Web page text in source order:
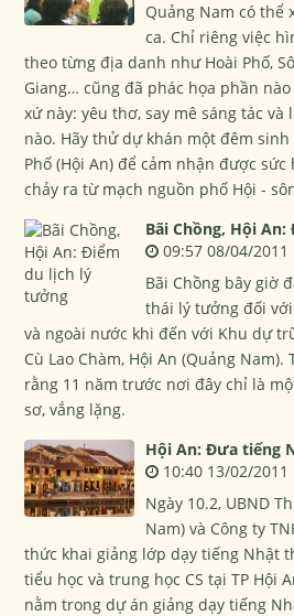
Quảng Nam có thể
ca. Chỉ riêng việc
theo từng địa danh như Hoài Phố,
Giang… cũng đã phác họa phần nào
xứ này: yêu thơ, say mê sáng tác
nào. Hãy thử dự khán một đêm sinh
Phố (Hội An) để cảm nhận được
chảy ra từ mạch nguồn phố Hội -
Bãi Chồng, Hội
09:57 08/04/2011
Bãi Chồng bây giờ
thái lý tưởng đối
và ngoài nước khi đến với Khu dự
Cù Lao Chàm, Hội An (Quảng
rằng 11 năm trước nơi đây chỉ là
sơ, vắng lặng.
Hội An: Đưa tiếng
10:40 13/02/2011
Ngày 10.2, UBND
Nam) và Công ty
thức khai giảng lớp dạy tiếng Nhật
tiểu học và trung học CS tại TP Hội
nằm trong dự án giảng dạy tiếng